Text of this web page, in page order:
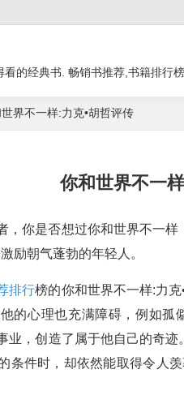
看的经典书. 畅销书推荐,书籍排行榜
界不一样:力克•胡哲评传
你和世界不一
，你是否想过你和世界不一样
励朝气蓬勃的年轻人。
排行榜的你和世界不一样:力
的心理也充满障碍，例如
业，创造了属于他自己的奇
条件时，却依然能取得令人